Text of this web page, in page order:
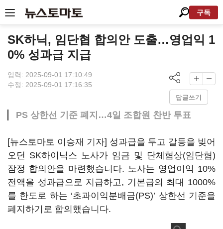
구독
SK하닉, 임단협 합의안 도출…영업익 1
0% 성과급 지급
입력: 2025-09-01 17:10:49
수정: 2025-09-01 17:16:35
답글쓰기
PS 상한선 기준 폐지…4일 조합원 찬반 투표
[뉴스토마토 이승재 기자] 성과급을 두고 갈등을 빚어
오던 SK하이닉스 노사가 임금 및 단체협상(임단협)
잠정 합의안을 마련했습니다. 노사는 영업이익 10%
전액을 성과급으로 지급하고, 기본급의 최대 1000%
를 한도로 하는 ‘초과이익분배금(PS)’ 상한선 기준을
폐지하기로 합의했습니다.